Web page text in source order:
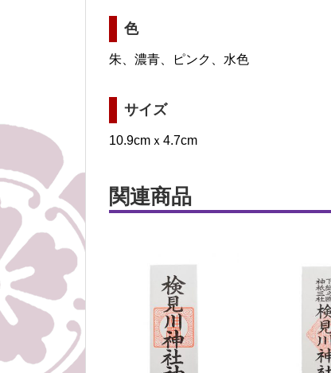
色
朱、濃青、ピンク、水色
サイズ
10.9cmｘ4.7cm
関連商品